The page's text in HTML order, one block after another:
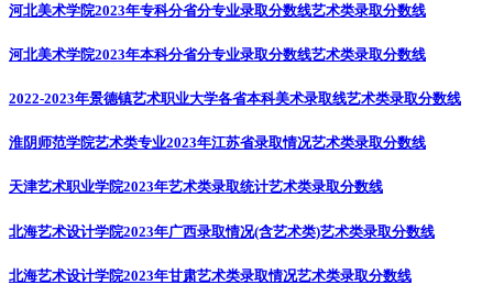
河北美术学院2023年专科分省分专业录取分数线艺术类录取分数线
河北美术学院2023年本科分省分专业录取分数线艺术类录取分数线
2022-2023年景德镇艺术职业大学各省本科美术录取线艺术类录取分数线
淮阴师范学院艺术类专业2023年江苏省录取情况艺术类录取分数线
天津艺术职业学院2023年艺术类录取统计艺术类录取分数线
北海艺术设计学院2023年广西录取情况(含艺术类)艺术类录取分数线
北海艺术设计学院2023年甘肃艺术类录取情况艺术类录取分数线